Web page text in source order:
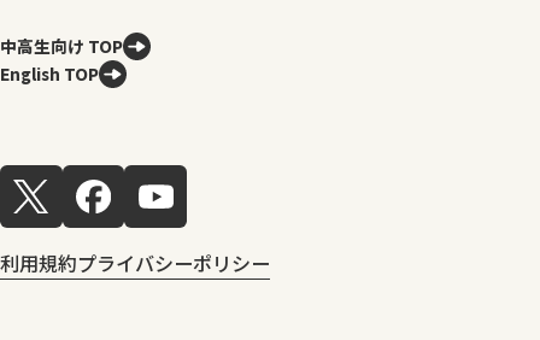
中高生向け TOP
English TOP
利用規約プライバシーポリシー